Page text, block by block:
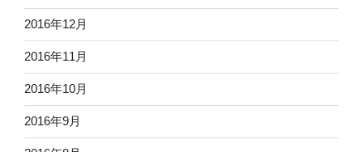
2016年12月
2016年11月
2016年10月
2016年9月